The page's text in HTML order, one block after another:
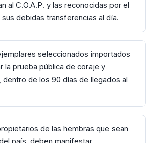
al C.O.A.P. y las reconocidas por el
sus debidas transferencias al día.
seleccionados importados
la prueba pública de coraje y
de los 90 días de llegados al
de las hembras que sean